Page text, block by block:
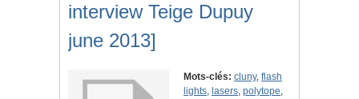
interview Teige Dupuy
june 2013]
Mots-clés: cluny, flash
lights, lasers, polytope,